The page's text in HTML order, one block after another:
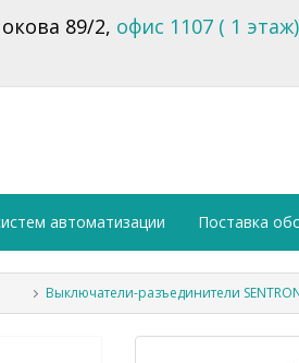
89/2, офис 1107 ( 1 этаж)
автоматизации Поставка
Выключатели-разъединители